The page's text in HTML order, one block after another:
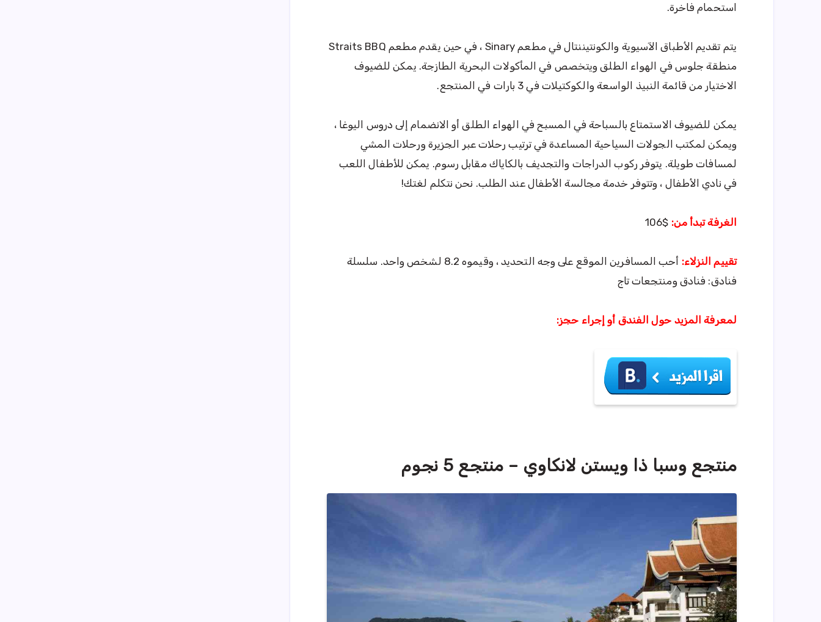
استحمام فاخرة.
يتم تقديم الأطباق الآسيوية والكونتيننتال في مطعم Sinary ، في حين يقدم مطعم Straits BBQ
منطقة جلوس في الهواء الطلق ويتخصص في المأكولات البحرية الطازجة. يمكن للضيوف
الاختيار من قائمة النبيذ الواسعة والكوكتيلات في 3 بارات في المنتجع.
يمكن للضيوف الاستمتاع بالسباحة في المسبح في الهواء الطلق أو الانضمام إلى دروس اليوغا ،
ويمكن لمكتب الجولات السياحية المساعدة في ترتيب رحلات عبر الجزيرة ورحلات المشي
لمسافات طويلة. يتوفر ركوب الدراجات والتجديف بالكاياك مقابل رسوم. يمكن للأطفال اللعب
في نادي الأطفال ، وتتوفر خدمة مجالسة الأطفال عند الطلب. نحن نتكلم لغتك!
الغرفة تبدأ من: $106
تقييم النزلاء:
أحب المسافرين الموقع على وجه التحديد ، وقيموه 8.2 لشخص واحد. سلسلة
فنادق: فنادق ومنتجعات تاج
لمعرفة المزيد حول الفندق أو إجراء حجز:
منتجع وسبا ذا ويستن لانكاوي – منتجع 5 نجوم